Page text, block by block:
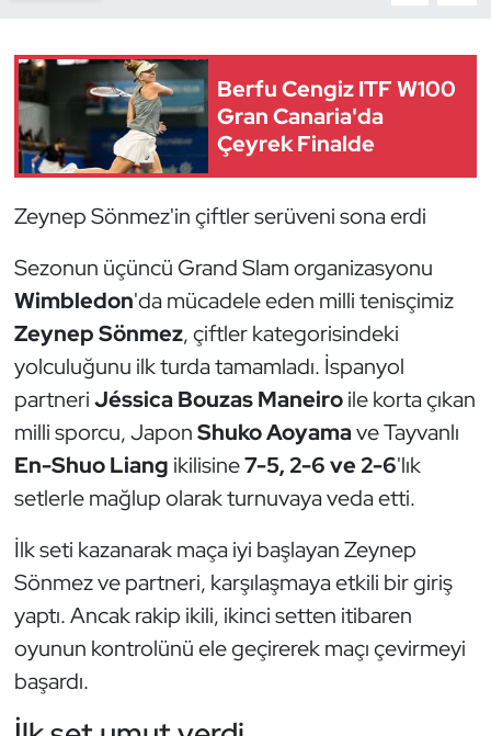
Berfu Cengiz ITF W100
Gran Canaria'da
Çeyrek Finalde
Zeynep Sönmez'in çiftler serüveni sona erdi
Sezonun üçüncü Grand Slam organizasyonu
Wimbledon'da mücadele eden milli tenisçimiz
Zeynep Sönmez, çiftler kategorisindeki
yolculuğunu ilk turda tamamladı. İspanyol
partneriJéssica Bouzas Maneiroile korta çıkan
milli sporcu, JaponShuko Aoyamave Tayvanlı
En-Shuo Liang ikilisine7-5, 2-6 ve 2-6'lık
setlerle mağlup olarak turnuvaya veda etti.
İlk seti kazanarak maça iyi başlayan Zeynep
Sönmez ve partneri, karşılaşmaya etkili bir giriş
yaptı. Ancak rakip ikili, ikinci setten itibaren
oyunun kontrolünü ele geçirerek maçı çevirmeyi
başardı.
Dövüş Sanatı
E-Spor
Futsal
Genel
Golf
Güreş
Hava Sporları
Hentbol
İşitme Engelli Sporcular